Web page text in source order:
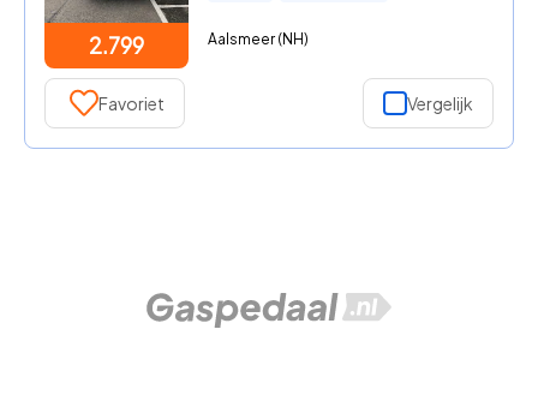
2.799 Aalsmeer (NH)
Favoriet Vergelijk